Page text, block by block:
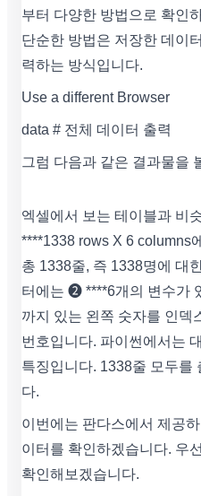
부터 다양한 방법으로 확인
단순한 방법은 저장한 데이
력하는 방식입니다.
Use a different Browser
data # 전체 데이터 출력
그럼 다음과 같은 결과물을
엑셀에서 보는 테이블과 비
****1338 rows X 6 columns
총 1338줄, 즉 1338명에 대
터에는 ❷ ****6개의 변수가
까지 있는 왼쪽 숫자를 인덱
번호입니다. 파이썬에서는
특징입니다. 1338줄 모두를
다.
이번에는 판다스에서 제공
이터를 확인하겠습니다. 우
확인해보겠습니다.